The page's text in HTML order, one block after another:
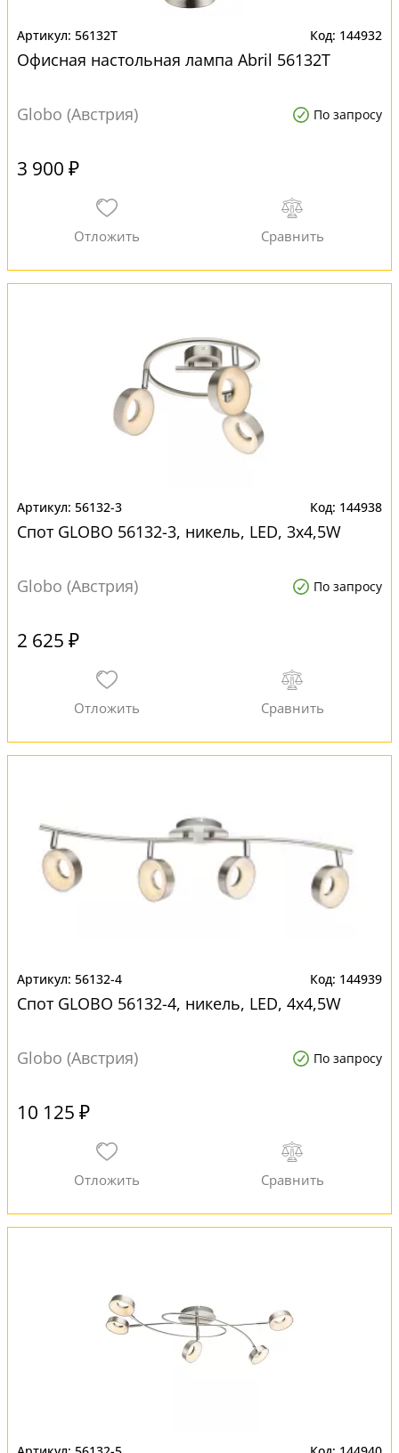
56132T 144932
Офисная настольная лампа Abril 56132T
Globo (Австрия) По запросу
3 900 ₽
56132-3 144938
Спот GLOBO 56132-3, никель, LED, 3x4,5W
Globo (Австрия) По запросу
2 625 ₽
56132-4 144939
Спот GLOBO 56132-4, никель, LED, 4x4,5W
Globo (Австрия) По запросу
10 125 ₽